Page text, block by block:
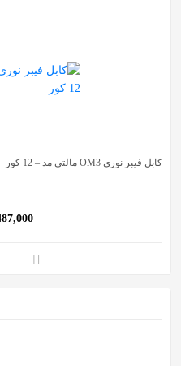
کابل فیبر نوری OM3 مالتی مد – 12 کور
487,000